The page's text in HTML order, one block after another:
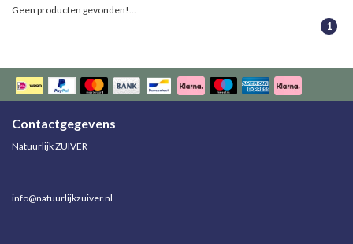
Geen producten gevonden!...
1
Contactgegevens
Natuurlijk ZUIVER
info@natuurlijkzuiver.nl